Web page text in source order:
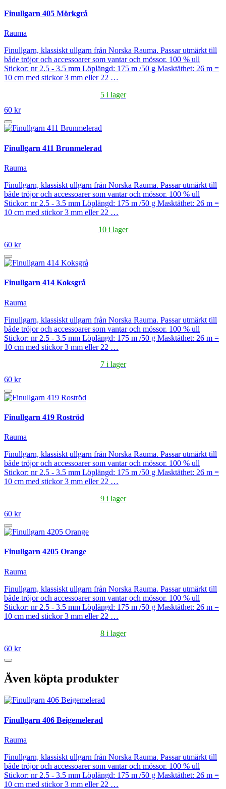
Finullgarn 405 Mörkgrå
Rauma
Finullgarn, klassiskt ullgarn från Norska Rauma. Passar utmärkt till
både tröjor och accessoarer som vantar och mössor. 100 % ull
Stickor: nr 2.5 - 3.5 mm Löplängd: 175 m /50 g Masktäthet: 26 m =
10 cm med stickor 3 mm eller 22 …
5 i lager
60 kr
Finullgarn 411 Brunmelerad
Rauma
Finullgarn, klassiskt ullgarn från Norska Rauma. Passar utmärkt till
både tröjor och accessoarer som vantar och mössor. 100 % ull
Stickor: nr 2.5 - 3.5 mm Löplängd: 175 m /50 g Masktäthet: 26 m =
10 cm med stickor 3 mm eller 22 …
10 i lager
60 kr
Finullgarn 414 Koksgrå
Rauma
Finullgarn, klassiskt ullgarn från Norska Rauma. Passar utmärkt till
både tröjor och accessoarer som vantar och mössor. 100 % ull
Stickor: nr 2.5 - 3.5 mm Löplängd: 175 m /50 g Masktäthet: 26 m =
10 cm med stickor 3 mm eller 22 …
7 i lager
60 kr
Finullgarn 419 Roströd
Rauma
Finullgarn, klassiskt ullgarn från Norska Rauma. Passar utmärkt till
både tröjor och accessoarer som vantar och mössor. 100 % ull
Stickor: nr 2.5 - 3.5 mm Löplängd: 175 m /50 g Masktäthet: 26 m =
10 cm med stickor 3 mm eller 22 …
9 i lager
60 kr
Finullgarn 4205 Orange
Rauma
Finullgarn, klassiskt ullgarn från Norska Rauma. Passar utmärkt till
både tröjor och accessoarer som vantar och mössor. 100 % ull
Stickor: nr 2.5 - 3.5 mm Löplängd: 175 m /50 g Masktäthet: 26 m =
10 cm med stickor 3 mm eller 22 …
8 i lager
60 kr
Även köpta produkter
Finullgarn 406 Beigemelerad
Rauma
Finullgarn, klassiskt ullgarn från Norska Rauma. Passar utmärkt till
både tröjor och accessoarer som vantar och mössor. 100 % ull
Stickor: nr 2.5 - 3.5 mm Löplängd: 175 m /50 g Masktäthet: 26 m =
10 cm med stickor 3 mm eller 22 …